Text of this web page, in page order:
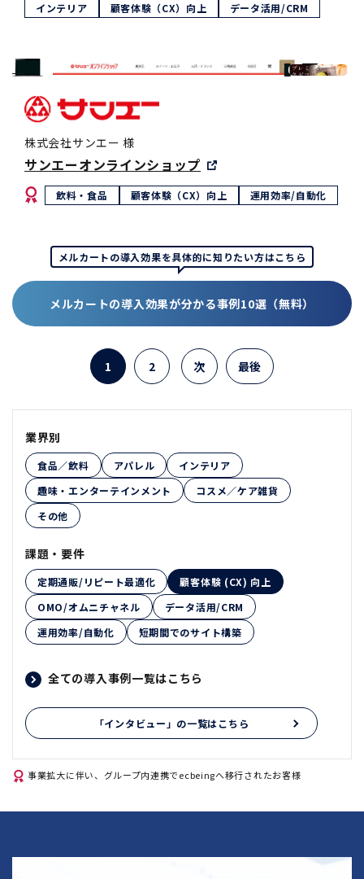
インテリア 顧客体験（CX）向上 データ活用/CRM
株式会社サンエー 様
サンエーオンラインショップ
飲料・食品 顧客体験（CX）向上 運用効率/自動化
メルカートの導入効果を具体的に知りたい方はこちら
メルカートの導入効果が分かる事例10選（無料）
1 2 次 最後
業界別
食品／飲料 アパレル
インテリア
趣味・エンターテインメント
コスメ／ケア雑貨
その他
課題・要件
定期通販/リピート最適化
顧客体験 (CX) 向上
OMO/オムニチャネル
データ活用/CRM
運用効率/自動化
短期間でのサイト構築
全ての導入事例一覧はこちら
「インタビュー」の一覧はこちら
事業拡大に伴い、グループ内連携でecbeingへ移行されたお客様